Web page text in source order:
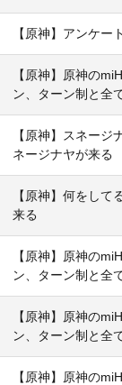
【原神】アンケー
【原神】原神の
ン、ターン制と全
【原神】スネー
ネージナヤが来る
【原神】何をし
来る
【原神】原神の
ン、ターン制と全
【原神】原神の
ン、ターン制と全
【原神】原神の